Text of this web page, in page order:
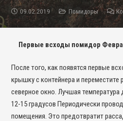
09.02.2019 Помидоры
Первые всходы помидор
После того, как появятся первые
крышку с контейнера и переместите
северное окно. Лучшая температура
12-15 градусов Периодически
помещения. Это предотвратит